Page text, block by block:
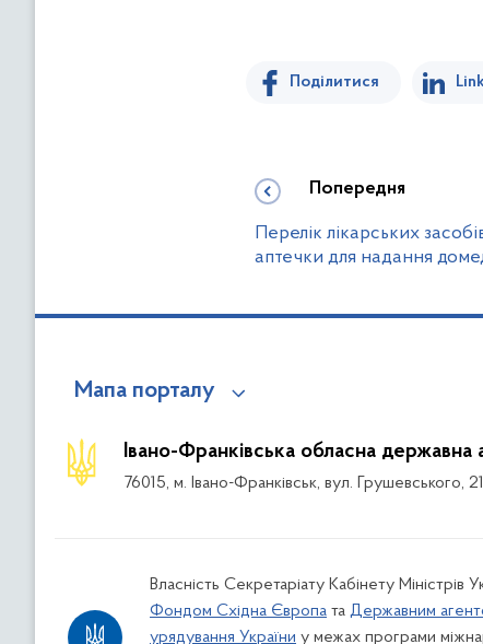
Поділитися
Попередня
Перелік лікарських
аптечки для надання
Мапа порталу
Івано-Франківська обласна державна
76015, м. Івано-Франківськ, вул. Грушевського, 21
Власність Секретаріату Кабінету Міністрів
Фондом Східна Європа та Державним
урядування України у межах програми